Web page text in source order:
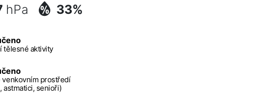
hPa 33%
tělesné aktivity
venkovním prostředí
astmatici, senioři)